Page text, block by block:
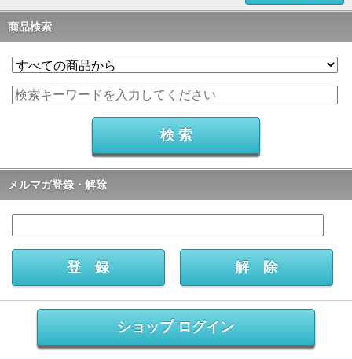
商品検索
メルマガ登録・解除
ショップ ログイン